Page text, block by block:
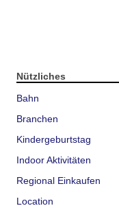
Nützliches
Bahn
Branchen
Kindergeburtstag
Indoor Aktivitäten
Regional Einkaufen
Location